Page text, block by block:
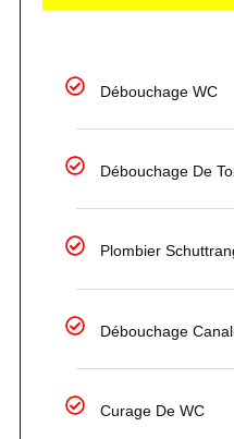
Débouchage WC
Débouchage De
Plombier
Débouchage
Curage De WC